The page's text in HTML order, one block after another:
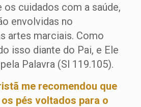
os cuidados com a saúde,
envolvidas no
artes marciais. Como
isso diante do Pai, e Ele
Palavra (Sl 119.105).
me recomendou que
pés voltados para o